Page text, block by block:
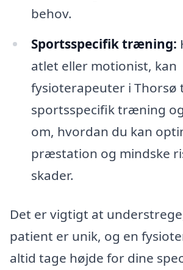
behov.
Sportsspecifik træning:
atlet eller motionist, kan
fysioterapeuter i Thorsø
sportsspecifik træning
om, hvordan du kan
præstation og mindske
skader.
Det er vigtigt at
patient er unik, og en
altid tage højde for dine